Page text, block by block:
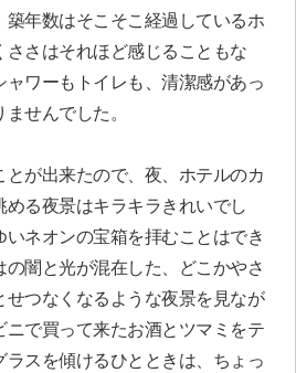
築年数はそこそこ経過しているホ
ささはそれほど感じることもな
ャワーもトイレも、清潔感があっ
せんでした。
が出来たので、夜、ホテルのカ
る夜景はキラキラきれいでし
ネオンの宝箱を拝むことはでき
の闇と光が混在した、どこかやさ
せつなくなるような夜景を見なが
ニで買って来たお酒とツマミをテ
ラスを傾けるひとときは、ちょっ